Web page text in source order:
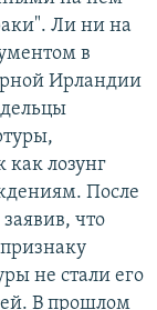
Ли ни на
в
Ирландии
как лозунг
После
что
не стали его
В прошлом